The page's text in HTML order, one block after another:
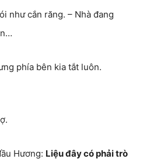
như cắn răng. – Nhà đang
phía bên kia tắt luôn.
Hương: Liệu đây có phải trò